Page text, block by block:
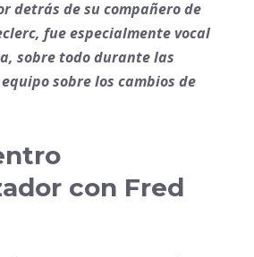
detrás de su compañero de
fue especialmente vocal
sobre todo durante las
sobre los cambios de
con Fred